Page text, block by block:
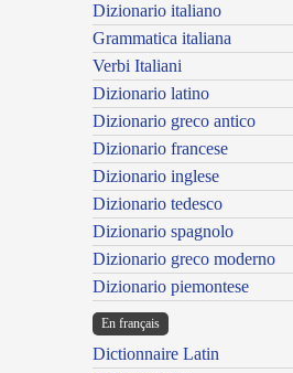
Dizionario italiano
Grammatica italiana
Verbi Italiani
Dizionario latino
Dizionario greco antico
Dizionario francese
Dizionario inglese
Dizionario tedesco
Dizionario spagnolo
Dizionario greco moderno
Dizionario piemontese
En français
Dictionnaire Latin